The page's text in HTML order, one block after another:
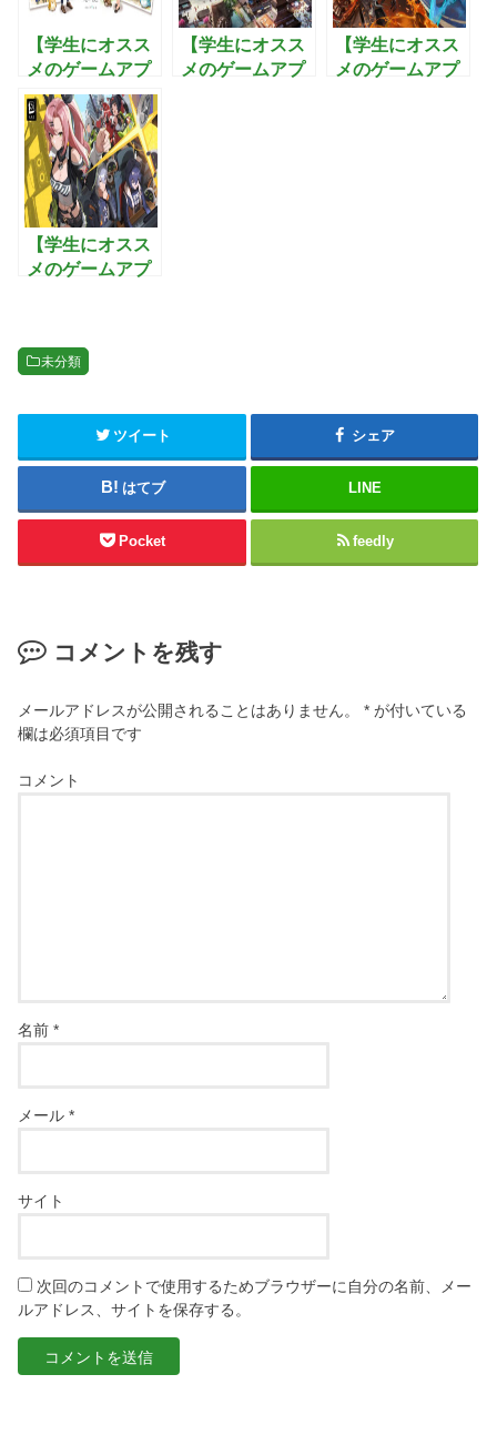
【学生にオスス
メのゲームアプ
リ】恋庭：ゲー
ムをしながら恋
活できるマッチ
ングアプリ！
【学生にオスス
メのゲームアプ
【学生にオスス
メのゲームアプ
【学生にオスス
メのゲームアプ
ウを蹴散らす最
RPG
未分類
ツイート シェア
はてブ LINE
Pocket feedly
コメントを残す
メールアドレスが公開されることはありません。 * が付いている
欄は必須項目です
コメント
名前*
メール*
サイト
次回のコメントで使用するためブラウザーに自分の名前、メー
ルアドレス、サイトを保存する。